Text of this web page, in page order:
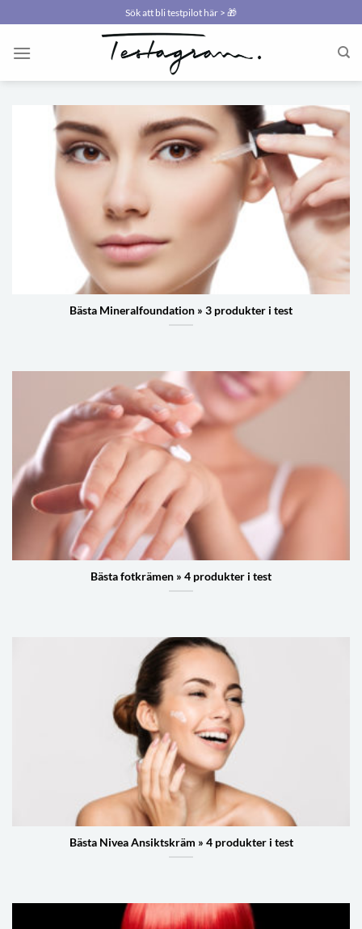
to
content
Sök att bli testpilot här > 🎁
Bästa Mineralfoundation » 3 produkter i test
Bästa fotkrämen » 4 produkter i test
Bästa Nivea Ansiktskräm » 4 produkter i test